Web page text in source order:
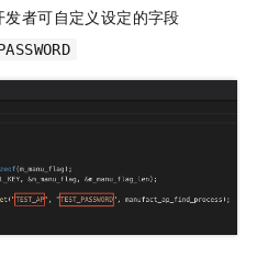
发者可自定义设定的字段